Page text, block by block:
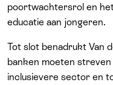
poortwachtersrol en
educatie aan jongeren.
Tot slot benadrukt Van
banken moeten
inclusievere sector en